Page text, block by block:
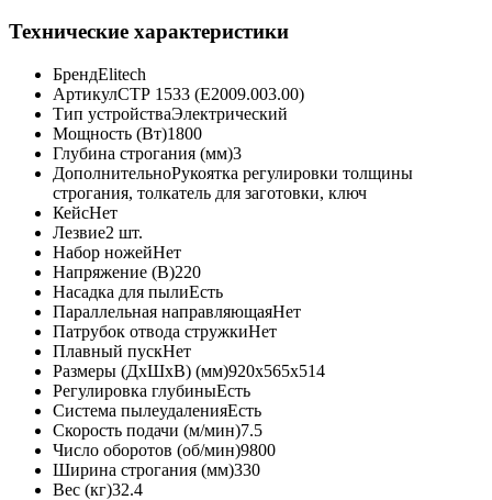
Технические характеристики
БрендElitech
АртикулСТР 1533 (E2009.003.00)
Тип устройстваЭлектрический
Мощность (Вт)1800
Глубина строгания (мм)3
ДополнительноРукоятка регулировки толщины
строгания, толкатель для заготовки, ключ
КейсНет
Лезвие2 шт.
Набор ножейНет
Напряжение (В)220
Насадка для пылиЕсть
Параллельная направляющаяНет
Патрубок отвода стружкиНет
Плавный пускНет
Размеры (ДxШxВ) (мм)920х565х514
Регулировка глубиныЕсть
Система пылеудаленияЕсть
Скорость подачи (м/мин)7.5
Число оборотов (об/мин)9800
Ширина строгания (мм)330
Вес (кг)32.4